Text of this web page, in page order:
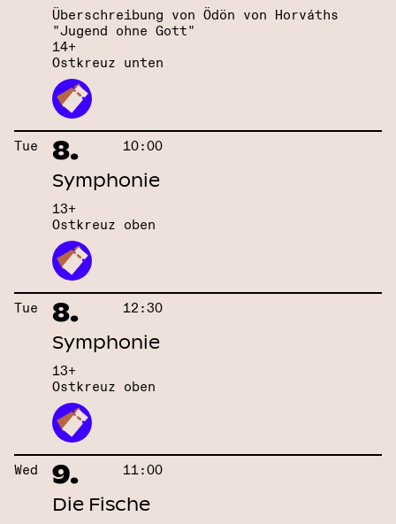
Überschreibung von Ödön von Horváths
"Jugend ohne Gott"
14+
Ostkreuz unten
Tue 8. 10:00
Symphonie
13+
Ostkreuz oben
Tue 8. 12:30
Symphonie
13+
Ostkreuz oben
Wed 9. 11:00
Die Fische